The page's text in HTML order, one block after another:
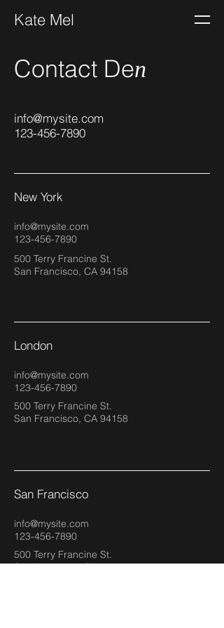
Kate Mel
Contact Den
info@mysite.com
123-456-7890
New York
info@mysite.com
123-456-7890
500 Terry Francine St.
San Francisco, CA 94158
London
info@mysite.com
123-456-7890
500 Terry Francine St.
San Francisco, CA 94158
San Francisco
info@mysite.com
123-456-7890
500 Terry Francine St.
San Francisco, CA 94158